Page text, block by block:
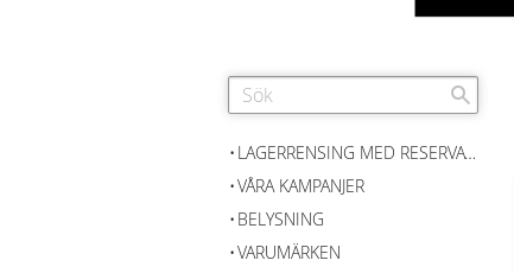
LAGERRENSING MED RESERVATION FÖR SLUTFÖRSÄLJNING
VÅRA KAMPANJER
BELYSNING
VARUMÄRKEN